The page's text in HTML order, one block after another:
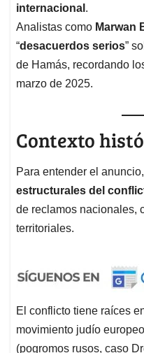
internacional .
Analistas como Marwan
“desacuerdos serios”
de Hamás, recordando
marzo de 2025.
Contexto
Para entender el
estructurales del
de reclamos nacionales,
territoriales.
El conflicto tiene raíces
movimiento judío
(pogromos rusos, caso